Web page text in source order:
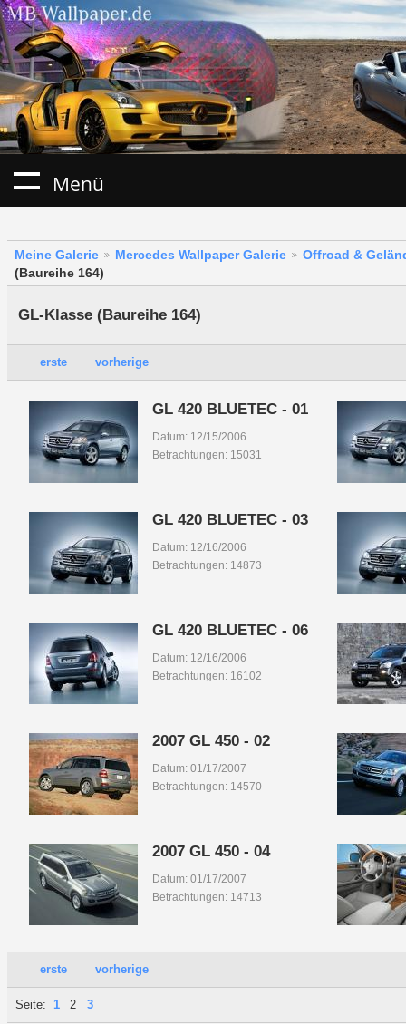
Menü
Meine Galerie Mercedes Wallpaper Galerie
Offroad &
(Baureihe 164)
GL-Klasse (Baureihe 164)
erste vorherige
GL 420 BLUETEC - 01
Datum: 12/15/2006
Betrachtungen: 15031
GL 420 BLUETEC - 03
Datum: 12/16/2006
Betrachtungen: 14873
GL 420 BLUETEC - 06
Datum: 12/16/2006
Betrachtungen: 16102
2007 GL 450 - 02
Datum: 01/17/2007
Betrachtungen: 14570
2007 GL 450 - 04
Datum: 01/17/2007
Betrachtungen: 14713
erste vorherige
Seite: 1 2 3